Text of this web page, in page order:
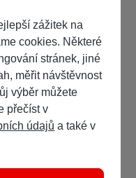
zážitek na
cookies. Některé
stránek, jiné
měřit návštěvnost
výběr můžete
přečíst v
údajů a také v